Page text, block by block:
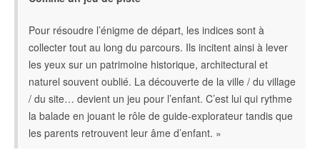
Pour résoudre l’énigme de départ, les indices sont à
collecter tout au long du parcours. Ils incitent ainsi à lever
les yeux sur un patrimoine historique, architectural et
naturel souvent oublié. La découverte de la ville / du village
/ du site… devient un jeu pour l’enfant. C’est lui qui rythme
la balade en jouant le rôle de guide-explorateur tandis que
les parents retrouvent leur âme d’enfant. »